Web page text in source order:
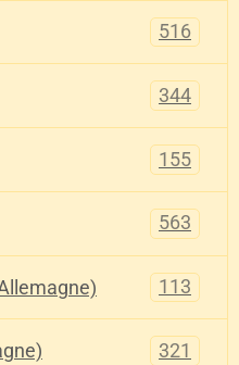
516
344
155
563
113
321